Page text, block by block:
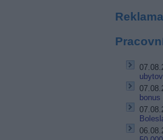
Reklama